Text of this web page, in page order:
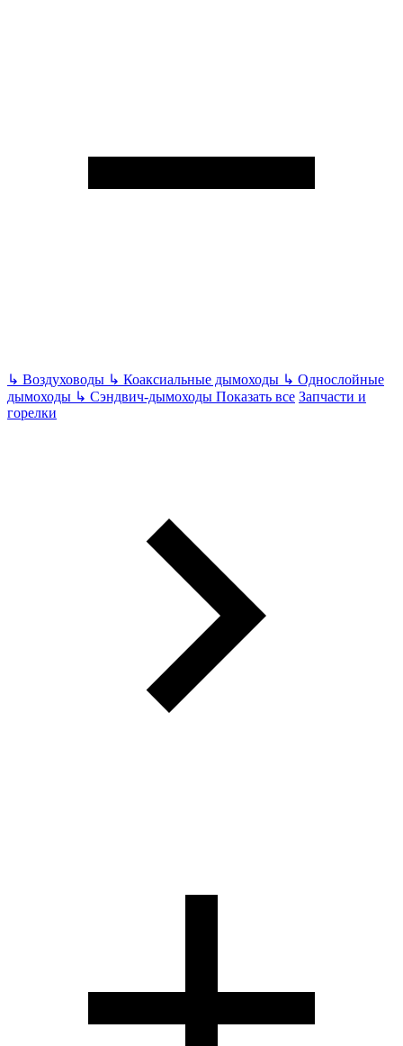
↳ Воздуховоды ↳ Коаксиальные дымоходы ↳ Однослойные
дымоходы ↳ Сэндвич-дымоходы Показать все Запчасти и
горелки